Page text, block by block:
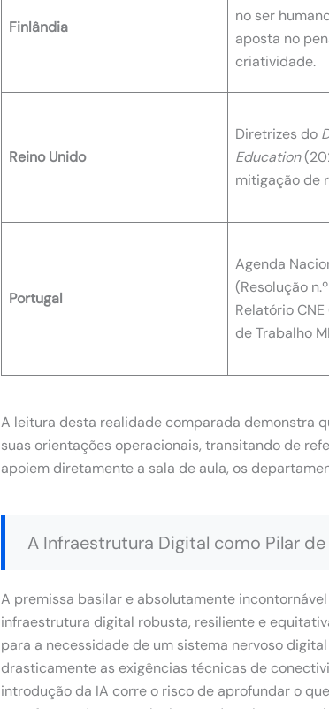
Finlândia
no ser
aposta no
criatividade.
Reino Unido
Diretrizes do
Education
mitigação de
Portugal
Agenda
(Resolução
Relatório
de Trabalho
A leitura desta realidade comparada demonstra
suas orientações operacionais, transitando de
apoiem diretamente a sala de aula, os
A Infraestrutura Digital como Pilar
A premissa basilar e absolutamente
infraestrutura digital robusta, resiliente e
para a necessidade de um sistema nervoso
drasticamente as exigências técnicas de
introdução da IA corre o risco de aprofundar o